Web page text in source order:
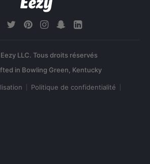
LLC. Tous droits réservés
Politique de confidentialité